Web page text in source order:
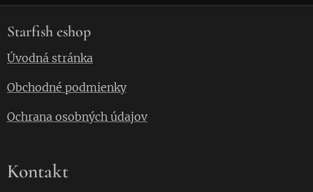
Starfish eshop
Úvodná stránka
Obchodné podmienky
Ochrana osobných údajov
Kontakt